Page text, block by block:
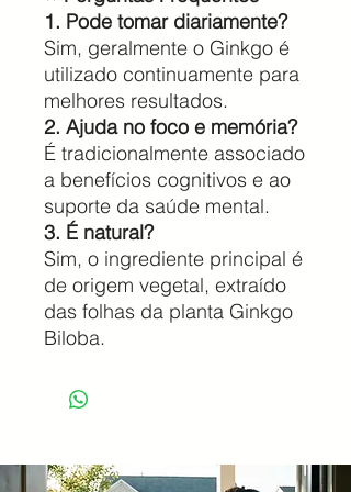
1. Pode tomar diariamente?
Sim, geralmente o Ginkgo é
utilizado continuamente para
melhores resultados.
2. Ajuda no foco e memória?
É tradicionalmente associado
a benefícios cognitivos e ao
suporte da saúde mental.
3. É natural?
Sim, o ingrediente principal é
de origem vegetal, extraído
das folhas da planta Ginkgo
Biloba.